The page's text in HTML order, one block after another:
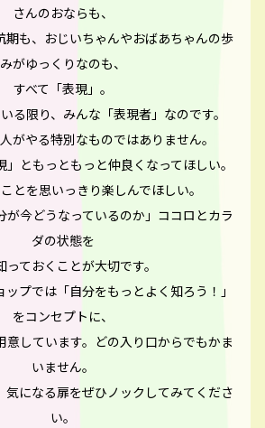
さんのおならも、
期も、おじいちゃんやおばあちゃんの歩
みがゆっくりなのも、
すべて「表現」。
る限り、みんな「表現者」なのです。
がやる特別なものではありません。
ともっともっと仲良くなってほしい。
とを思いっきり楽しんでほしい。
が今どうなっているのか」ココロとカラ
ダの状態を
っておくことが大切です。
プでは「自分をもっとよく知ろう！」
をコンセプトに、
意しています。どの入り口からでもかま
いません。
気になる扉をぜひノックしてみてくださ
い。